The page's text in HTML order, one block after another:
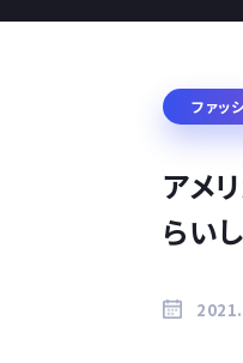
ファッ
アメ
らい